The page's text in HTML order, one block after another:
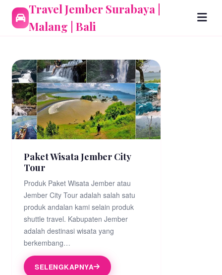
Travel Jember Surabaya |
Malang | Bali
Paket Wisata Jember City
Tour
Produk Paket Wisata Jember atau
Jember City Tour adalah salah satu
produk andalan kami selain produk
shuttle travel. Kabupaten Jember
adalah destinasi wisata yang
berkembang…
SELENGKAPNYA